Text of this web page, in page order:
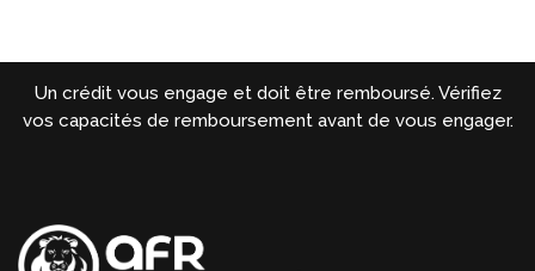
Un crédit vous engage et doit être remboursé. Vérifiez
vos capacités de remboursement avant de vous engager.